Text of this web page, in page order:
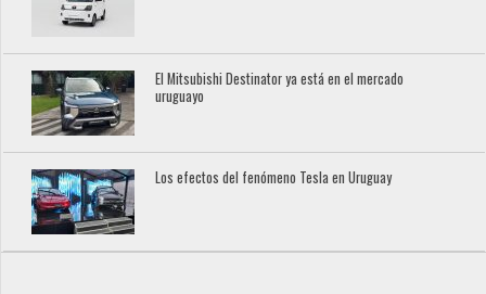
El Mitsubishi Destinator ya está en el mercado
uruguayo
Los efectos del fenómeno Tesla en Uruguay